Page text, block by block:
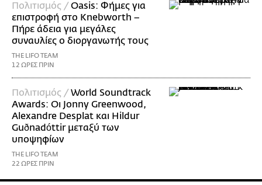
Πολιτισμός / Oasis: Φήμες για
επιστροφή στο Knebworth –
Πήρε άδεια για μεγάλες
συναυλίες ο διοργανωτής τους
THE LIFO TEAM
12 ΩΡΕΣ ΠΡΙΝ
Πολιτισμός / World Soundtrack
Awards: Οι Jonny Greenwood,
Alexandre Desplat και Hildur
Guðnadóttir μεταξύ των
υποψηφίων
THE LIFO TEAM
22 ΩΡΕΣ ΠΡΙΝ